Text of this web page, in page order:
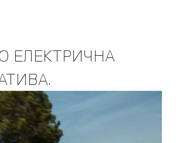
ЕЛЕКТРИЧНА